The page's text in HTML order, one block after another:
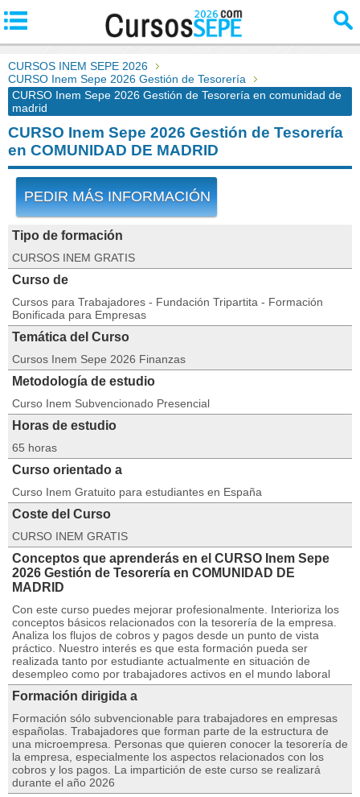
CURSOS INEM SEPE 2026
CURSO Inem Sepe 2026 Gestión de Tesorería
CURSO Inem Sepe 2026 Gestión de Tesorería en comunidad de
madrid
CURSO Inem Sepe 2026 Gestión de Tesorería
en COMUNIDAD DE MADRID
PEDIR MÁS INFORMACIÓN
Tipo de formación
CURSOS INEM GRATIS
Curso de
Cursos para Trabajadores - Fundación Tripartita - Formación
Bonificada para Empresas
Temática del Curso
Cursos Inem Sepe 2026 Finanzas
Metodología de estudio
Curso Inem Subvencionado Presencial
Horas de estudio
65 horas
Curso orientado a
Curso Inem Gratuito para estudiantes en España
Coste del Curso
CURSO INEM GRATIS
Conceptos que aprenderás en el CURSO Inem Sepe
2026 Gestión de Tesorería en COMUNIDAD DE
MADRID
Con este curso puedes mejorar profesionalmente. Interioriza los
conceptos básicos relacionados con la tesorería de la empresa.
Analiza los flujos de cobros y pagos desde un punto de vista
práctico. Nuestro interés es que esta formación pueda ser
realizada tanto por estudiante actualmente en situación de
desempleo como por trabajadores activos en el mundo laboral
Formación dirigida a
Formación sólo subvencionable para trabajadores en empresas
españolas. Trabajadores que forman parte de la estructura de
una microempresa. Personas que quieren conocer la tesorería de
la empresa, especialmente los aspectos relacionados con los
cobros y los pagos. La impartición de este curso se realizará
durante el año 2026